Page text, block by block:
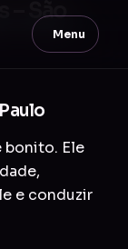
Menu
– São
bonito. Ele
e conduzir